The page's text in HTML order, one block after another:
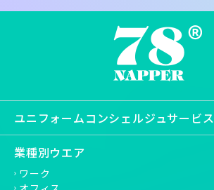
ユニフォームコンシェルジュサービス
業種別ウエア
ワーク